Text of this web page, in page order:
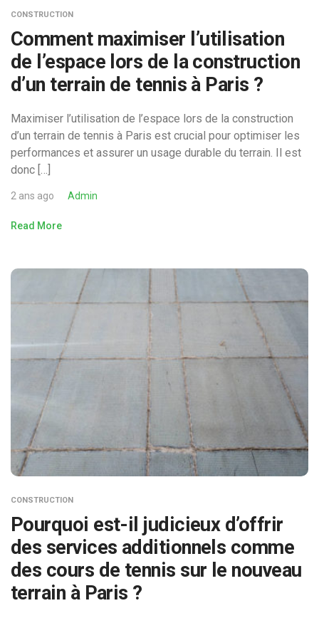
CONSTRUCTION
Comment maximiser l’utilisation
de l’espace lors de la construction
d’un terrain de tennis à Paris ?
Maximiser l’utilisation de l’espace lors de la construction
d’un terrain de tennis à Paris est crucial pour optimiser les
performances et assurer un usage durable du terrain. Il est
donc […]
2 ans ago Admin
Read More
CONSTRUCTION
Pourquoi est-il judicieux d’offrir
des services additionnels comme
des cours de tennis sur le nouveau
terrain à Paris ?